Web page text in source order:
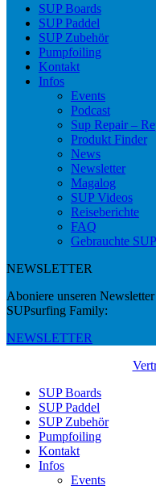
SUP Boards
SUP Paddel
SUP Zubehör
Pumpfoiling
Kontakt
Infos
Events
Podcast
Sup Repair –
Produkt Finder
News
Newsletter
Magalog
SUP Videos
Reiseberichte
FAQ
Gebrauchte
NEWSLETTER
Aboniere unseren
SUPsurfing Family:
NEWSLETTER
SUP Boards
SUP Paddel
SUP Zubehör
Pumpfoiling
Kontakt
Infos
Events